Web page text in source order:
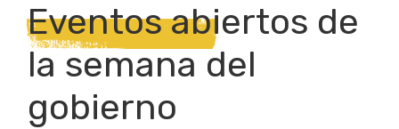
Eventos abiertos de
la semana del
gobierno